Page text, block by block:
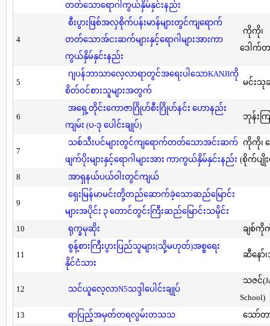
တတ်သောရောဂါကွယ်နှိမ်နှင်းနည်း
4
စီးပွားဖြစ်အလှစိုက်ပန်းမာန်များတွင်ကျရောက်
တတ်သောအ်ငးဆက်များနှင့်ရောဂါများအားကာ
ကွယ်နှိမ်နှင်းနည်း
ကိုကို၊
ဒေါက်တ
5
ဂျပန်ဘာသာလေ့လာရာတွင်အရေးပါသောKANJIကို
စိတ်ဝင်စားသူများအတွက်
မင်းသုခ
6
အရှေ့တိုင်းကောဇာဂြိုဟ်စီးဂြိုဟ်နင်း ဟောနည်း
ကျမ်း (ပ-ဒု ပေါင်းချုပ်)
ဘုန်းက
7
သစ်သီးပင်များတွင်ကျရောက်တတ်သောအင်းဆက်
ဖျက်ပိုးများနှင့်ရောဂါများအား ကာကွယ်နှိမ်နှင်းနည်း
ကိုကို၊
(စိုက်ပျိုး
8
အာရှနယ်ပယ်ဝါးတွင်ကျယ်
9
ရှေးမြန်မာမင်းတို့တည်ဆောက်ခဲ့သောဆည်မြောင်း
များအပိုင်း ၃ တောင်တွင်းကြီးဆည်မြောင်းသမိုင်း
10
ရုက္ခမုဆိုး ချစ်ကို
11
စွန့်စားကြီးပွားပြည်သူများ(သို့မဟုတ်)အစ္စရေး
နိုင်ငံသား
ဆီနော်၊
12 သင်ယူလေ့လာN5သဒ္ဒါပေါင်းချုပ်
သဇင်
School)
13
ရာပြည့်အမှတ်တရလွမ်းတသသ
သော်တ